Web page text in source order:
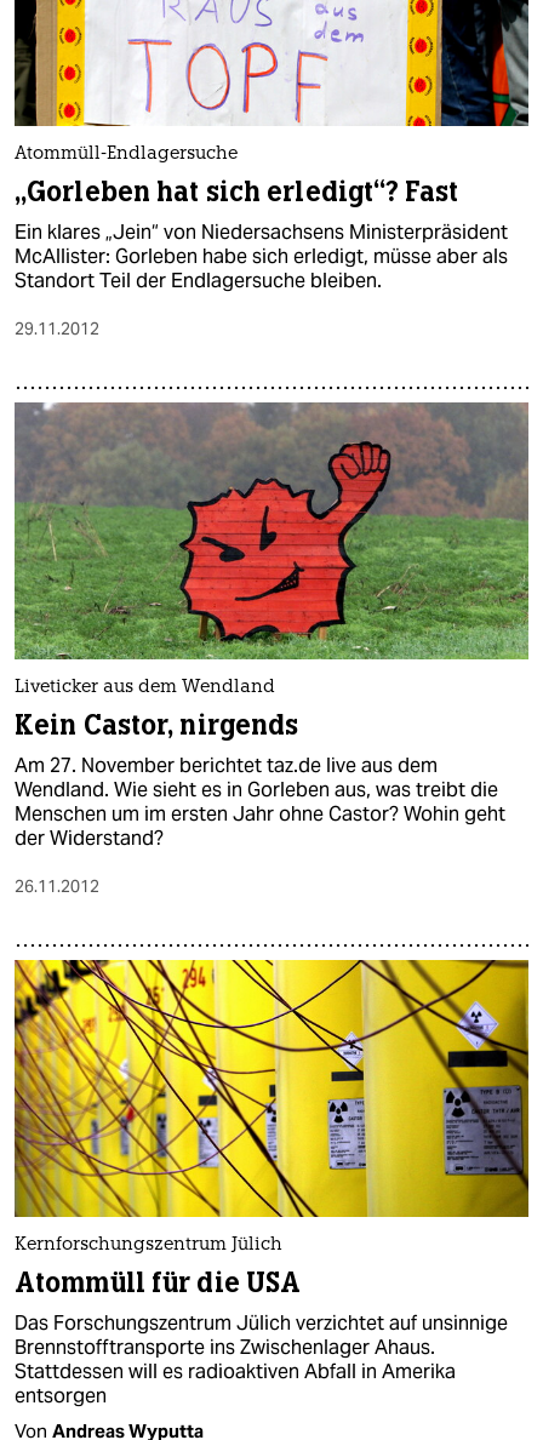
Atommüll-Endlagersuche
„Gorleben hat sich erledigt“? Fast
Ein klares „Jein“ von Niedersachsens Ministerpräsident
McAllister: Gorleben habe sich erledigt, müsse aber als
Standort Teil der Endlagersuche bleiben.
29.11.2012
Liveticker aus dem Wendland
Kein Castor, nirgends
Am 27. November berichtet taz.de live aus dem
Wendland. Wie sieht es in Gorleben aus, was treibt die
Menschen um im ersten Jahr ohne Castor? Wohin geht
der Widerstand?
26.11.2012
Kernforschungszentrum Jülich
Atommüll für die USA
Das Forschungszentrum Jülich verzichtet auf unsinnige
Brennstofftransporte ins Zwischenlager Ahaus.
Stattdessen will es radioaktiven Abfall in Amerika
entsorgen
Von Andreas Wyputta